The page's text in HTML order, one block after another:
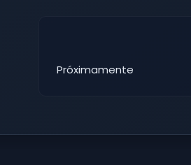
Próximamente